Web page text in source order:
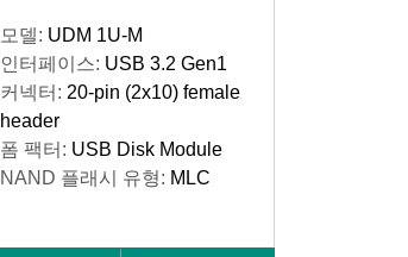
모델: UDM 1U-M
인터페이스: USB 3.2 Gen1
커넥터: 20-pin (2x10) female
header
폼 팩터: USB Disk Module
NAND 플래시 유형: MLC